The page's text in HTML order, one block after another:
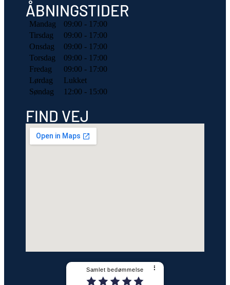
ÅBNINGSTIDER
Mandag
09:00 - 17:00
Tirsdag
09:00 - 17:00
Onsdag
09:00 - 17:00
Torsdag
09:00 - 17:00
Fredag
09:00 - 17:00
Lørdag
Lukket
Søndag
12:00 - 15:00
FIND VEJ
Samlet bedømmelse ⠇